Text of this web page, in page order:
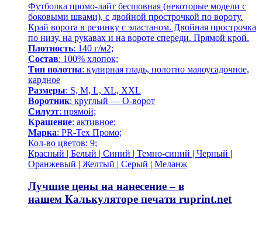
Футболка промо-лайт бесшовная (некоторые модели с
боковыми швами), с двойной прострочкой по вороту.
Край ворота в резинку с эластаном. Двойная прострочка
по низу, на рукавах и на вороте спереди. Прямой крой.
Плотность: 140 г/м2;
Состав: 100% хлопок;
Тип полотна: кулирная гладь, полотно малоусадочное,
кардное
Размеры: S, M, L, XL, XXL
Воротник: круглый — О-ворот
Силуэт: прямой;
Крашение: активное;
Марка: PR-Tex Промо;
Кол-во цветов: 9;
Красный | Белый | Синий | Темно-синий | Черный |
Оранжевый | Желтый | Серый | Меланж
Лучшие цены на нанесение – в
нашем Калькуляторе печати ruprint.net